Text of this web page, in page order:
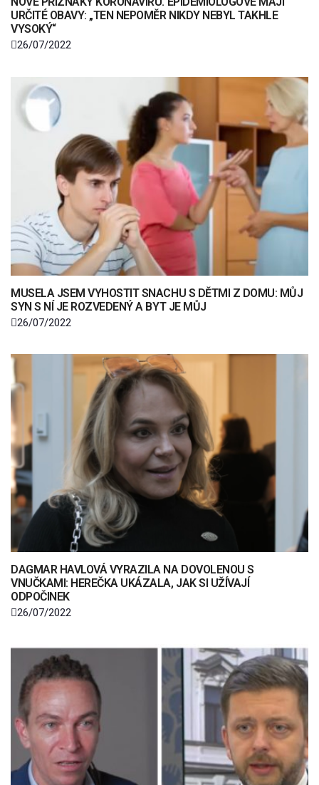
URČITÉ OBAVY: „TEN NEPOMĚR NIKDY NEBYL TAKHLE
VYSOKÝ“
26/07/2022
MUSELA JSEM VYHOSTIT SNACHU S DĚTMI Z DOMU: MŮJ
SYN S NÍ JE ROZVEDENÝ A BYT JE MŮJ
26/07/2022
DAGMAR HAVLOVÁ VYRAZILA NA DOVOLENOU S
VNUČKAMI: HEREČKA UKÁZALA, JAK SI UŽÍVAJÍ
ODPOČINEK
26/07/2022